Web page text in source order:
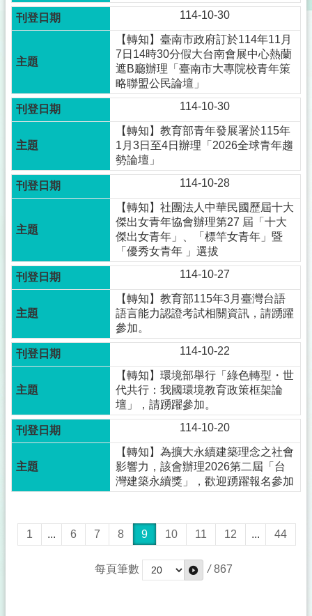
114-10-30
【轉知】臺南市政府訂於114年11月
7日14時30分假大台南會展中心熱蘭
遮B廳辦理「臺南市大專院校青年策
略聯盟公民論壇」
114-10-30
【轉知】教育部青年發展署於115年
1月3日至4日辦理「2026全球青年趨
勢論壇」
114-10-28
【轉知】社團法人中華民國歷屆十大
傑出女青年協會辦理第27 屆「十大
傑出女青年」、「標竿女青年」暨
「優秀女青年 」選拔
114-10-27
【轉知】教育部115年3月臺灣台語
語言能力認證考試相關資訊，請踴躍
參加。
114-10-22
【轉知】環境部舉行「綠色轉型・世
代共行：我國環境教育政策框架論
壇」，請踴躍參加。
114-10-20
【轉知】為擴大永續建築理念之社會
影響力，該會辦理2026第二屆「台
灣建築永續獎」，歡迎踴躍報名參加
1 ... 6 7 8 9 10 11 12 ... 44
每頁筆數 / 867